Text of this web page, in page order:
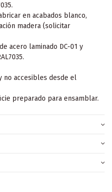
en acabados blanco,
madera (solicitar
acero laminado DC-01 y
no accesibles desde el
preparado para ensamblar.